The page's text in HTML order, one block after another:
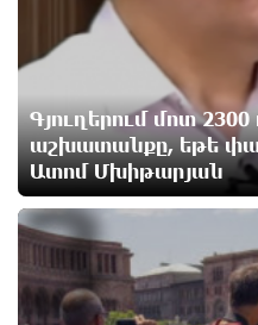
«Ռեալ Մադրիդ»-ն
համաձայնության
տրանսֆերի
Այսօրվա
առաջարկում է
Հայրենիքը
Գյուղերում մոտ 2300
աշխատանքը, եթե
Ատոմ Մխիթարյան
3